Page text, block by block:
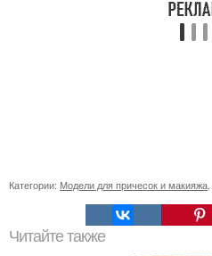
Категории: Модели для причесок и макияжа
Читайте также